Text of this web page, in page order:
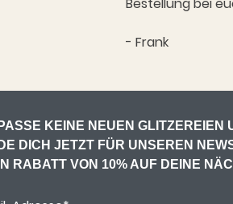
Bestellung bei
- Frank
KEINE NEUEN GLITZEREIEN
DICH JETZT FÜR UNSEREN
RABATT VON 10% AUF DEINE